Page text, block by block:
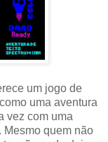
um jogo de
uma aventura
vez com uma
Mesmo quem não